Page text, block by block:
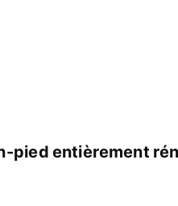
pied entièrement